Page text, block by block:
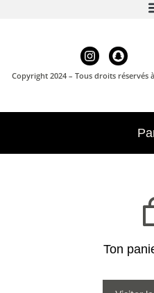
Copyright 2024 – Tous droits réservés à
Ton